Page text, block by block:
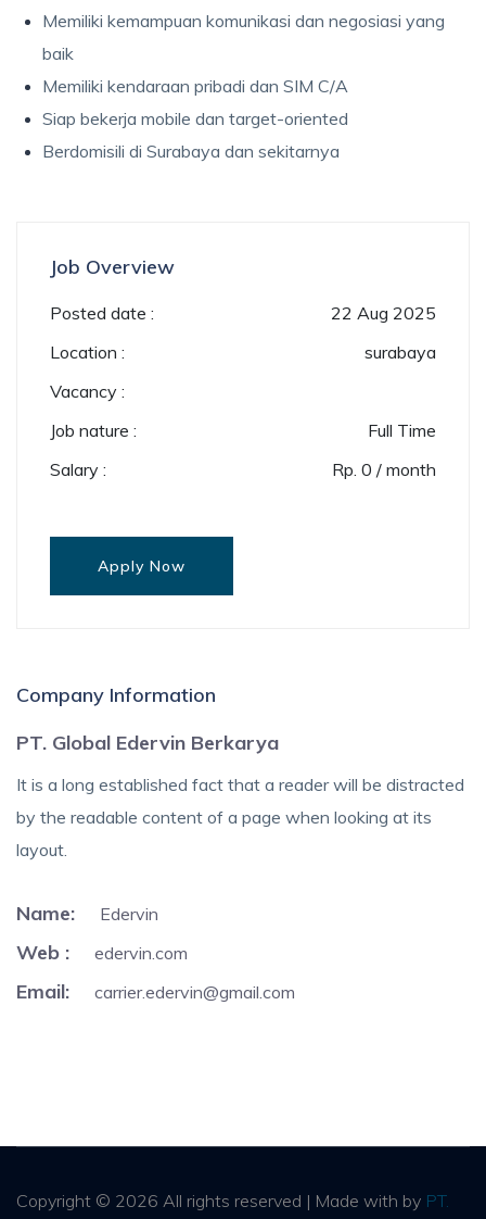
Memiliki kemampuan komunikasi dan negosiasi yang
baik
Memiliki kendaraan pribadi dan SIM C/A
Siap bekerja mobile dan target-oriented
Berdomisili di Surabaya dan sekitarnya
Job Overview
Posted date :
22 Aug 2025
Location :
surabaya
Vacancy :
Job nature :
Full Time
Salary :
Rp. 0 / month
Apply Now
Company Information
PT. Global Edervin Berkarya
It is a long established fact that a reader will be distracted
by the readable content of a page when looking at its
layout.
Name: Edervin
Web : edervin.com
Email: carrier.edervin@gmail.com
Copyright © 2026 All rights reserved | Made with by PT.